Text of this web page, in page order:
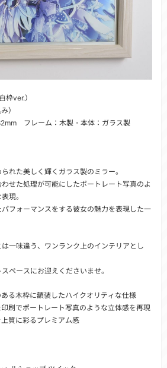
枠ver.）
）
フレーム：木製・本体：ガラス製
れた美しく輝くガラス製のミラー。
せた処理が可能にしたポートレート写真のよ
現。
フォーマンスをする彼女の魅力を表現した一
一味違う、ワンランク上のインテリアとし
ペースにお迎えくださいませ。
る木枠に額装したハイクオリティな仕様
刷でポートレート写真のような立体感を再現
質に彩るプレミアム感